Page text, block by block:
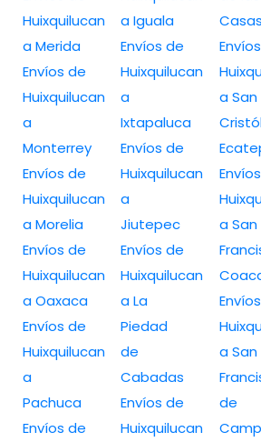
Huixquilucan
a Merida
Envíos de
Huixquilucan
a
Monterrey
Envíos de
Huixquilucan
a Morelia
Envíos de
Huixquilucan
a Oaxaca
Envíos de
Huixquilucan
a
Pachuca
Envíos de
a Iguala
Envíos de
Huixquilucan
a
Ixtapaluca
Envíos de
Huixquilucan
a
Jiutepec
Envíos de
Huixquilucan
a La
Piedad
de
Cabadas
Envíos de
Huixquilucan
Casas
a San
a San
a San
de